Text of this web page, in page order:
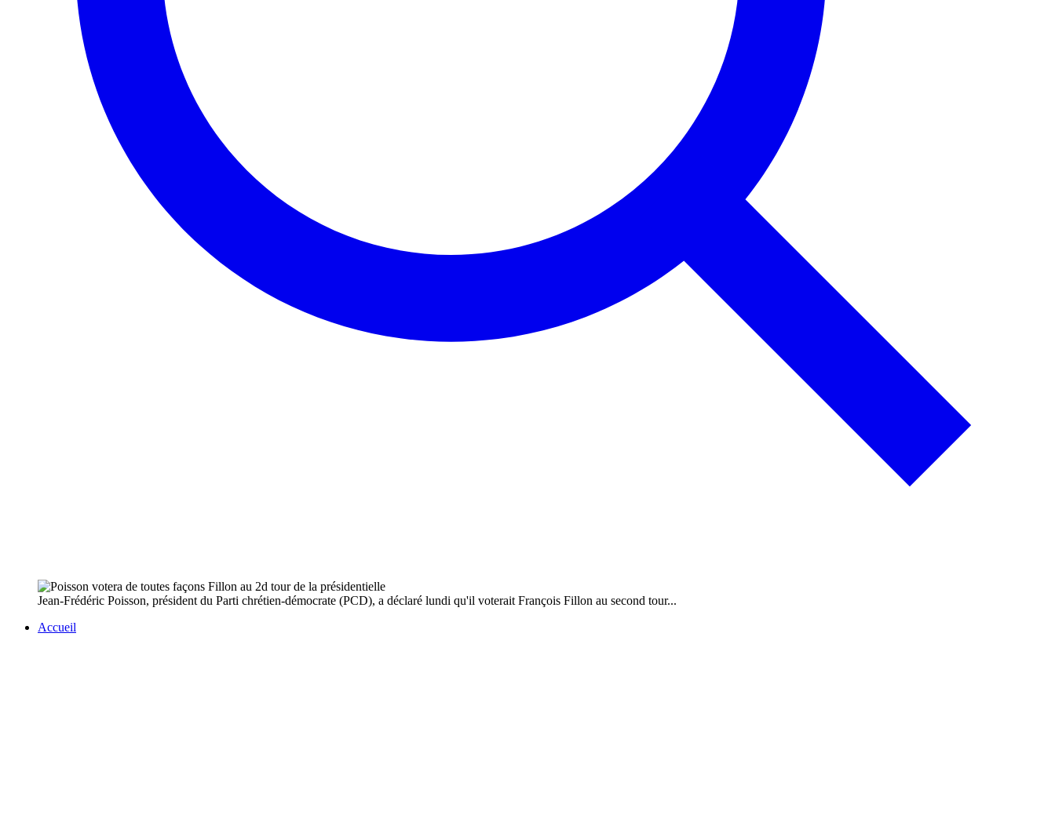
Jean-Frédéric Poisson, président du Parti chrétien-démocrate (PCD), a déclaré lundi qu'il voterait François Fillon au second tour...
Accueil